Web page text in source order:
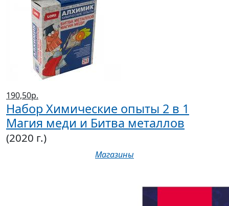
190,50р.
Набор Химические опыты 2 в 1
Магия меди и Битва металлов
(2020 г.)
Магазины